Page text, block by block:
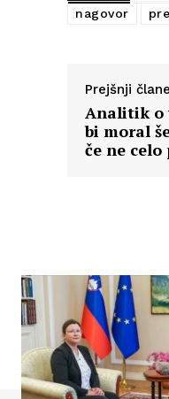
nagovor
Prejšnji
Analitik o
bi moral
če ne